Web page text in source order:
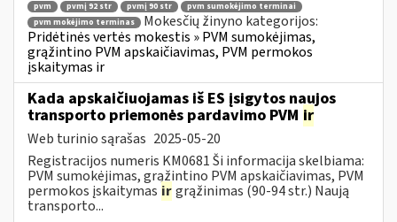
pvm pvmį 92 str pvmį 90 str
pvm sumokėjimo terminai
pvm mokėjimo terminas
Mokesčių žinyno kategorijos:
Pridėtinės vertės mokestis » PVM sumokėjimas,
grąžintino PVM apskaičiavimas, PVM permokos
įskaitymas ir
Kada apskaičiuojamas iš ES įsigytos naujos
transporto priemonės pardavimo PVM ir
Web turinio sąrašas 2025-05-20
Registracijos numeris KM0681 Ši informacija skelbiama:
PVM sumokėjimas, grąžintino PVM apskaičiavimas, PVM
permokos įskaitymas irgrąžinimas (90-94 str.) Naują
transporto...